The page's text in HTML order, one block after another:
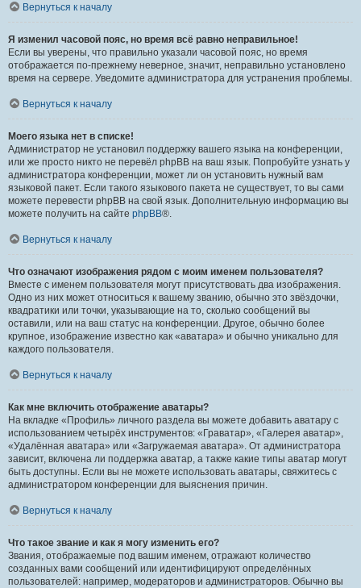
Вернуться к началу
Я изменил часовой пояс, но время всё равно неправильное!
Если вы уверены, что правильно указали часовой пояс, но время
отображается по-прежнему неверное, значит, неправильно установлено
время на сервере. Уведомите администратора для устранения проблемы.
Вернуться к началу
Моего языка нет в списке!
Администратор не установил поддержку вашего языка на конференции,
или же просто никто не перевёл phpBB на ваш язык. Попробуйте узнать у
администратора конференции, может ли он установить нужный вам
языковой пакет. Если такого языкового пакета не существует, то вы сами
можете перевести phpBB на свой язык. Дополнительную информацию вы
можете получить на сайте phpBB®.
Вернуться к началу
Что означают изображения рядом с моим именем пользователя?
Вместе с именем пользователя могут присутствовать два изображения.
Одно из них может относиться к вашему званию, обычно это звёздочки,
квадратики или точки, указывающие на то, сколько сообщений вы
оставили, или на ваш статус на конференции. Другое, обычно более
крупное, изображение известно как «аватара» и обычно уникально для
каждого пользователя.
Вернуться к началу
Как мне включить отображение аватары?
На вкладке «Профиль» личного раздела вы можете добавить аватару с
использованием четырёх инструментов: «Граватар», «Галерея аватар»,
«Удалённая аватара» или «Загружаемая аватара». От администратора
зависит, включена ли поддержка аватар, а также какие типы аватар могут
быть доступны. Если вы не можете использовать аватары, свяжитесь с
администратором конференции для выяснения причин.
Вернуться к началу
Что такое звание и как я могу изменить его?
Звания, отображаемые под вашим именем, отражают количество
созданных вами сообщений или идентифицируют определённых
пользователей: например, модераторов и администраторов. Обычно вы